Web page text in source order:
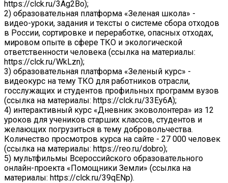
https://clck.ru/3Ag2Bo);
2) образовательная платформа «Зеленая школа» -
видео-уроки, задания и тексты о системе сбора отходов
в России, сортировке и переработке, опасных отходах,
мировом опыте в сфере ТКО и экологической
ответственности человека (ссылка на материалы:
https://clck.ru/WkLzn);
3) образовательная платформа «Зеленый курс» -
видеокурс на тему ТКО для работников отрасли,
госслужащих и студентов профильных программ вузов
(ссылка на материалы: https://clck.ru/33Ey6A);
4) интерактивный курс «Дневник эковолонтера» из 12
уроков для учеников старших классов, студентов и
желающих погрузиться в тему добровольчества.
Количество просмотров курса на сайте - 27 000 человек
(ссылка на материалы: https://reo.ru/dobro);
5) мультфильмы Всероссийского образовательного
онлайн-проекта «Помощники Земли» (ссылка на
материалы: https://clck.ru/39qENp).